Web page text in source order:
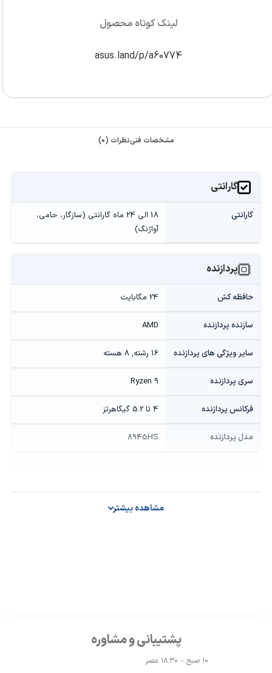
لینک کوتاه محصول
asus.land/p/a60774
مشخصات فنینظرات (0)
گارانتی
گارانتی
18 الی 24 ماه گارانتی (سازگار، حامی،
آواژنگ)
پردازنده
حافظه کش 24 مگابایت
سازنده پردازنده AMD
سایر ویژگی های پردازنده 16 رشته, 8 هسته
سری پردازنده Ryzen 9
فرکانس پردازنده 4 تا 5.2 گیگاهرتز
مدل پردازنده 8945HS
90W
ندارد
مشاهده بیشتر
پشتیبانی و مشاوره
۱۰ صبح – ۱۸:۳۰ عصر